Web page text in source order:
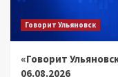
Говорит Ульяновск
«Говорит
06.08.2026